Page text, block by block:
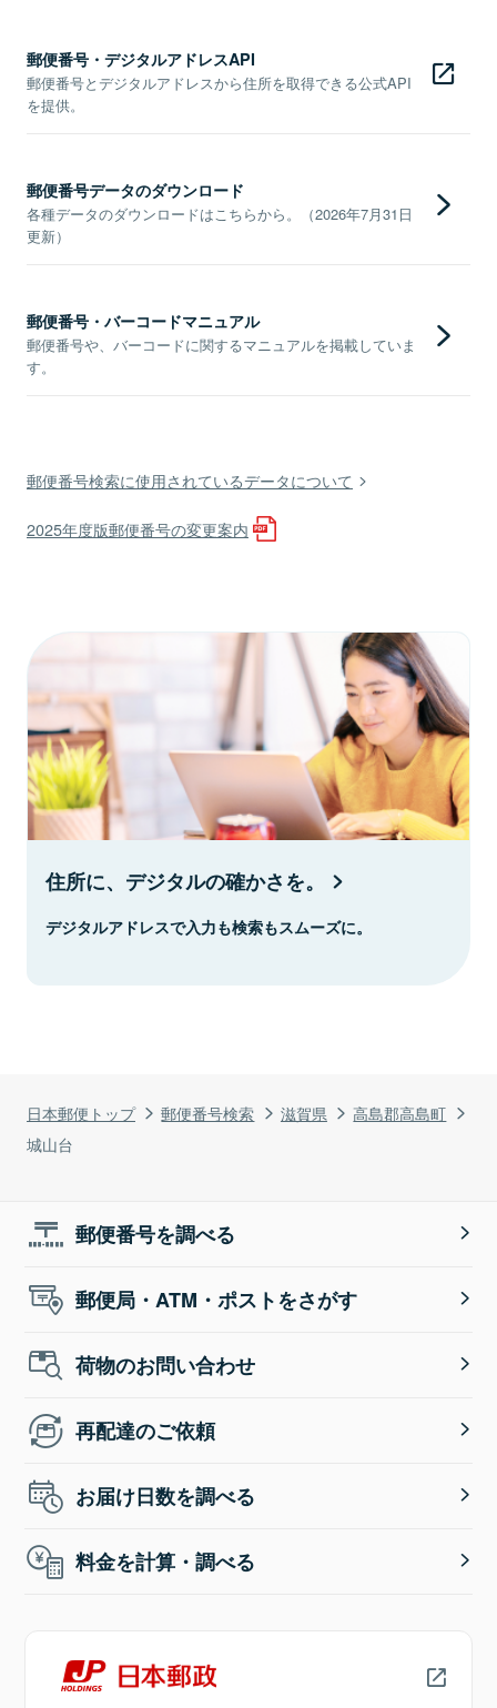
日本郵便トップ 郵便番号検索 滋賀県
高島郡高島町
城山台
郵便番号・デジタルアドレスAPI
郵便番号とデジタルアドレスから住所を取得できる公式API
を提供。
郵便番号データのダウンロード
各種データのダウンロードはこちらから。（2026年7月31日
更新）
郵便番号・バーコードマニュアル
郵便番号や、バーコードに関するマニュアルを掲載していま
す。
郵便番号検索に使用されているデータについて
2025年度版郵便番号の変更案内
住所に、デジタルの確かさを。
デジタルアドレスで入力も検索もスムーズに。
郵便番号を調べる
郵便局・ATM・ポストをさがす
荷物のお問い合わせ
再配達のご依頼
お届け日数を調べる
料金を計算・調べる